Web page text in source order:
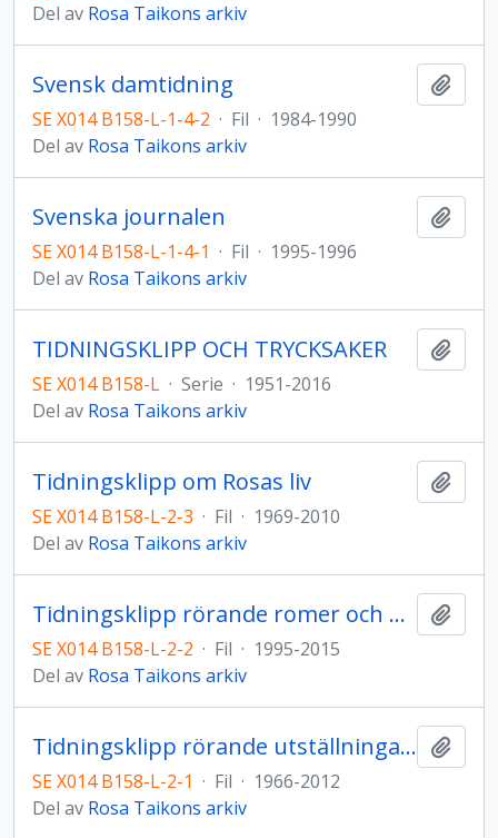
Del av Rosa Taikons arkiv
Svensk damtidning
SE X014 B158-L-1-4-2 · Fil · 1984-1990
Del av Rosa Taikons arkiv
Svenska journalen
SE X014 B158-L-1-4-1 · Fil · 1995-1996
Del av Rosa Taikons arkiv
TIDNINGSKLIPP OCH TRYCKSAKER
SE X014 B158-L · Serie · 1951-2016
Del av Rosa Taikons arkiv
Tidningsklipp om Rosas liv
SE X014 B158-L-2-3 · Fil · 1969-2010
Del av Rosa Taikons arkiv
Tidningsklipp rörande romer och Rosas arbete kring romers rättigheter
SE X014 B158-L-2-2 · Fil · 1995-2015
Del av Rosa Taikons arkiv
Tidningsklipp rörande utställningar och romskt silverhantverk
SE X014 B158-L-2-1 · Fil · 1966-2012
Del av Rosa Taikons arkiv